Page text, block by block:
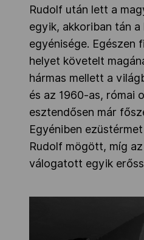
Rudolf után lett a
egyik, akkoriban tán
egyénisége. Egészen
helyet követelt
hármas mellett a
és az 1960-as, római
esztendősen már
Egyéniben
Rudolf mögött, míg
válogatott egyik